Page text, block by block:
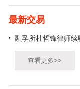
最新交易
融孚所杜哲锋律师
查看更多>>